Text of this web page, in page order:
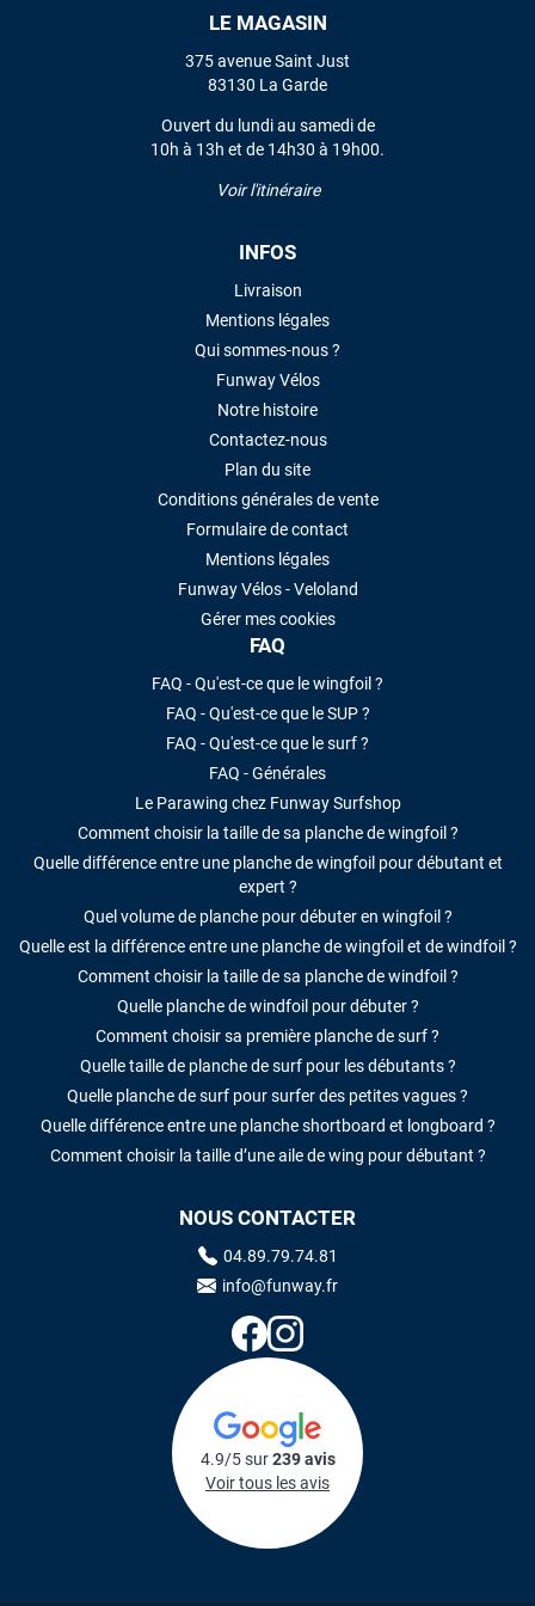
LE MAGASIN
375 avenue Saint Just
83130 La Garde
Ouvert du lundi au samedi de
10h à 13h et de 14h30 à 19h00.
Voir l'itinéraire
INFOS
Livraison
Mentions légales
Qui sommes-nous ?
Funway Vélos
Notre histoire
Contactez-nous
Plan du site
Conditions générales de vente
Formulaire de contact
Mentions légales
Funway Vélos - Veloland
Gérer mes cookies
FAQ
FAQ - Qu'est-ce que le wingfoil ?
FAQ - Qu'est-ce que le SUP ?
FAQ - Qu'est-ce que le surf ?
FAQ - Générales
Le Parawing chez Funway Surfshop
Comment choisir la taille de sa planche de wingfoil ?
Quelle différence entre une planche de wingfoil pour débutant et
expert ?
Quel volume de planche pour débuter en wingfoil ?
Quelle est la différence entre une planche de wingfoil et de windfoil ?
Comment choisir la taille de sa planche de windfoil ?
Quelle planche de windfoil pour débuter ?
Comment choisir sa première planche de surf ?
Quelle taille de planche de surf pour les débutants ?
Quelle planche de surf pour surfer des petites vagues ?
Quelle différence entre une planche shortboard et longboard ?
Comment choisir la taille d’une aile de wing pour débutant ?
NOUS CONTACTER
04.89.79.74.81
info@funway.fr
4.9/5 sur239 avis
Voir tous les avis
VOIR TOUS LES AVIS